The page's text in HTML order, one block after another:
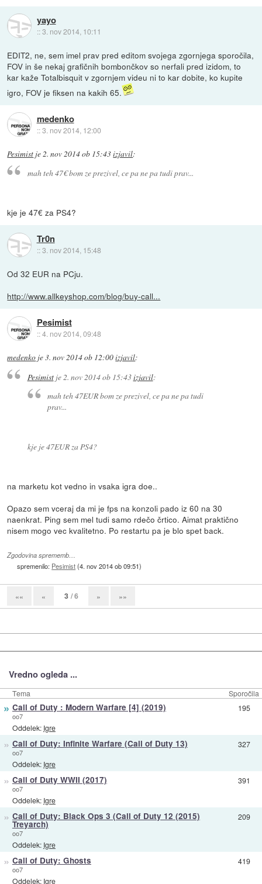
yayo
::3. nov 2014, 10:11
EDIT2, ne, sem imel prav pred editom svojega zgornjega sporočila,
FOV in še nekaj grafičnih bombončkov so nerfali pred izidom, to
kar kaže Totalbisquit v zgornjem videu ni to kar dobite, ko kupite
igro, FOV je fiksen na kakih 65.
medenko
::3. nov 2014, 12:00
Pesimist je 2. nov 2014 ob 15:43izjavil:
mah teh 47€ bom ze prezivel, ce pa ne pa tudi prav...
kje je 47€ za PS4?
Tr0n
::3. nov 2014, 15:48
Od 32 EUR na PCju.
http://www.allkeyshop.com/blog/buy-call...
Pesimist
::4. nov 2014, 09:48
medenko je3. nov 2014 ob 12:00izjavil:
Pesimistje 2. nov 2014 ob 15:43izjavil:
mah teh 47EUR bom ze prezivel, ce pa ne pa tudi
prav...
kje je 47EUR za PS4?
na marketu kot vedno in vsaka igra doe..
Opazo sem vceraj da mi je fps na konzoli pado iz 60 na 30
naenkrat. Ping sem mel tudi samo rdečo črtico. Aimat praktično
nisem mogo vec kvalitetno. Po restartu pa je blo spet back.
Zgodovina sprememb…
spremenilo: Pesimist(4. nov 2014 ob 09:51)
«« « 3 / 6 » »»
Vredno ogleda ...
Tema Sporočila
» Call of Duty : Modern Warfare [4] (2019)
oo7
Oddelek: Igre
195
» Call of Duty: Infinite Warfare (Call of Duty 13)
oo7
Oddelek: Igre
327
» Call of Duty WWII (2017)
oo7
Oddelek: Igre
391
» Call of Duty: Black Ops 3 (Call of Duty 12 (2015)
Treyarch)
oo7
Oddelek: Igre
209
» Call of Duty: Ghosts
oo7
Oddelek: Igre
419